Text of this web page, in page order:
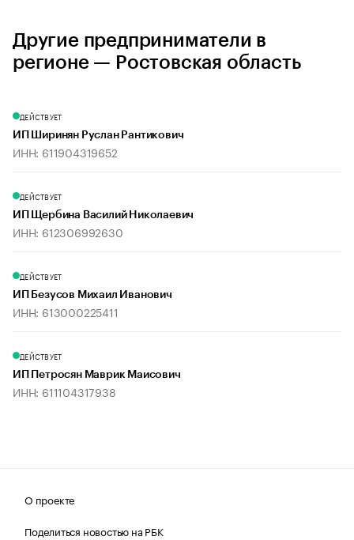
Другие предприниматели в
регионе — Ростовская область
ДЕЙСТВУЕТ
ИП Ширинян Руслан Рантикович
ИНН: 611904319652
ДЕЙСТВУЕТ
ИП Щербина Василий Николаевич
ИНН: 612306992630
ДЕЙСТВУЕТ
ИП Безусов Михаил Иванович
ИНН: 613000225411
ДЕЙСТВУЕТ
ИП Петросян Маврик Маисович
ИНН: 611104317938
О проекте
Поделиться новостью на РБК